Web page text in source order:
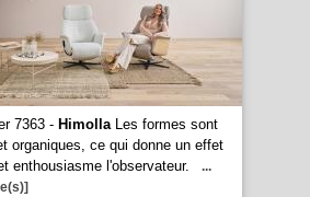
7363 - HimollaLes formes sont
organiques, ce qui donne un effet
enthousiasme l'observateur.
...